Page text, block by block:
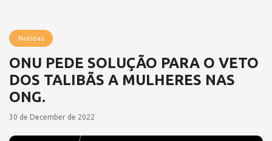
Notícias
ONU PEDE SOLUÇÃO PARA O VETO
DOS TALIBÃS A MULHERES NAS
ONG.
30 de December de 2022